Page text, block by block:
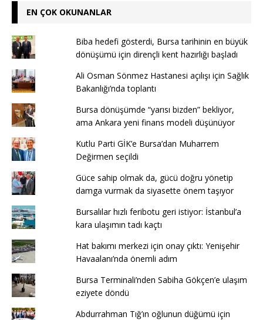
EN ÇOK OKUNANLAR
Biba hedefi gösterdi, Bursa tarihinin en büyük
dönüşümü için dirençli kent hazırlığı başladı
Ali Osman Sönmez Hastanesi açılışı için Sağlık
Bakanlığı’nda toplantı
Bursa dönüşümde “yarısı bizden” bekliyor,
ama Ankara yeni finans modeli düşünüyor
Kutlu Parti GİK’e Bursa’dan Muharrem
Değirmen seçildi
Güce sahip olmak da, gücü doğru yönetip
damga vurmak da siyasette önem taşıyor
Bursalılar hızlı feribotu geri istiyor: İstanbul’a
kara ulaşımın tadı kaçtı
Hat bakımı merkezi için onay çıktı: Yenişehir
Havaalanı’nda önemli adım
Bursa Terminali’nden Sabiha Gökçen’e ulaşım
eziyete döndü
Abdurrahman Tığ’ın oğlunun düğümü için